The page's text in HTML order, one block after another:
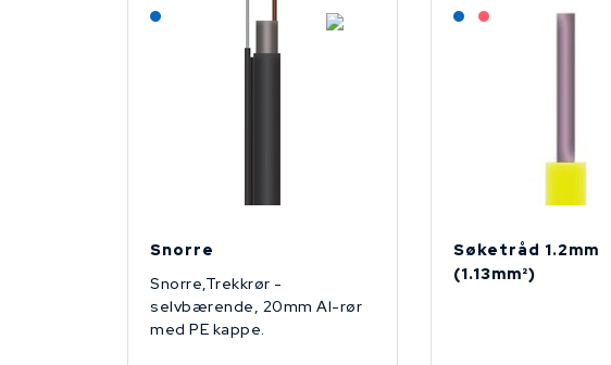
Snorre
Snorre,Trekkrør -
selvbærende, 20mm Al-rør
med PE kappe.
Lagerført: NEK Kabel
På forespørsel
Søketråd 1.2mm
(1.13mm²)